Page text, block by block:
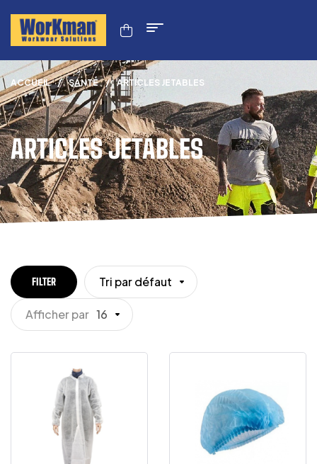
ARTICLES JETABLES
ACCUEIL / SANTÉ / ARTICLES JETABLES
FILTER Tri par défaut
Afficher par 16